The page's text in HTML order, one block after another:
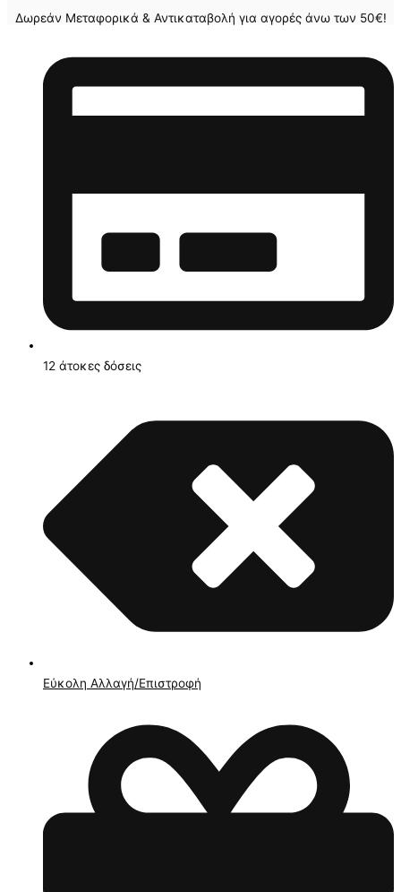
Δωρεάν Μεταφορικά & Αντικαταβολή για αγορές άνω των 50€!
12 άτοκες δόσεις
Εύκολη Αλλαγή/Επιστροφή